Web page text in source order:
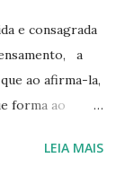
e consagrada
a
ao afirma-la,
forma ao
e se
LEIA MAIS